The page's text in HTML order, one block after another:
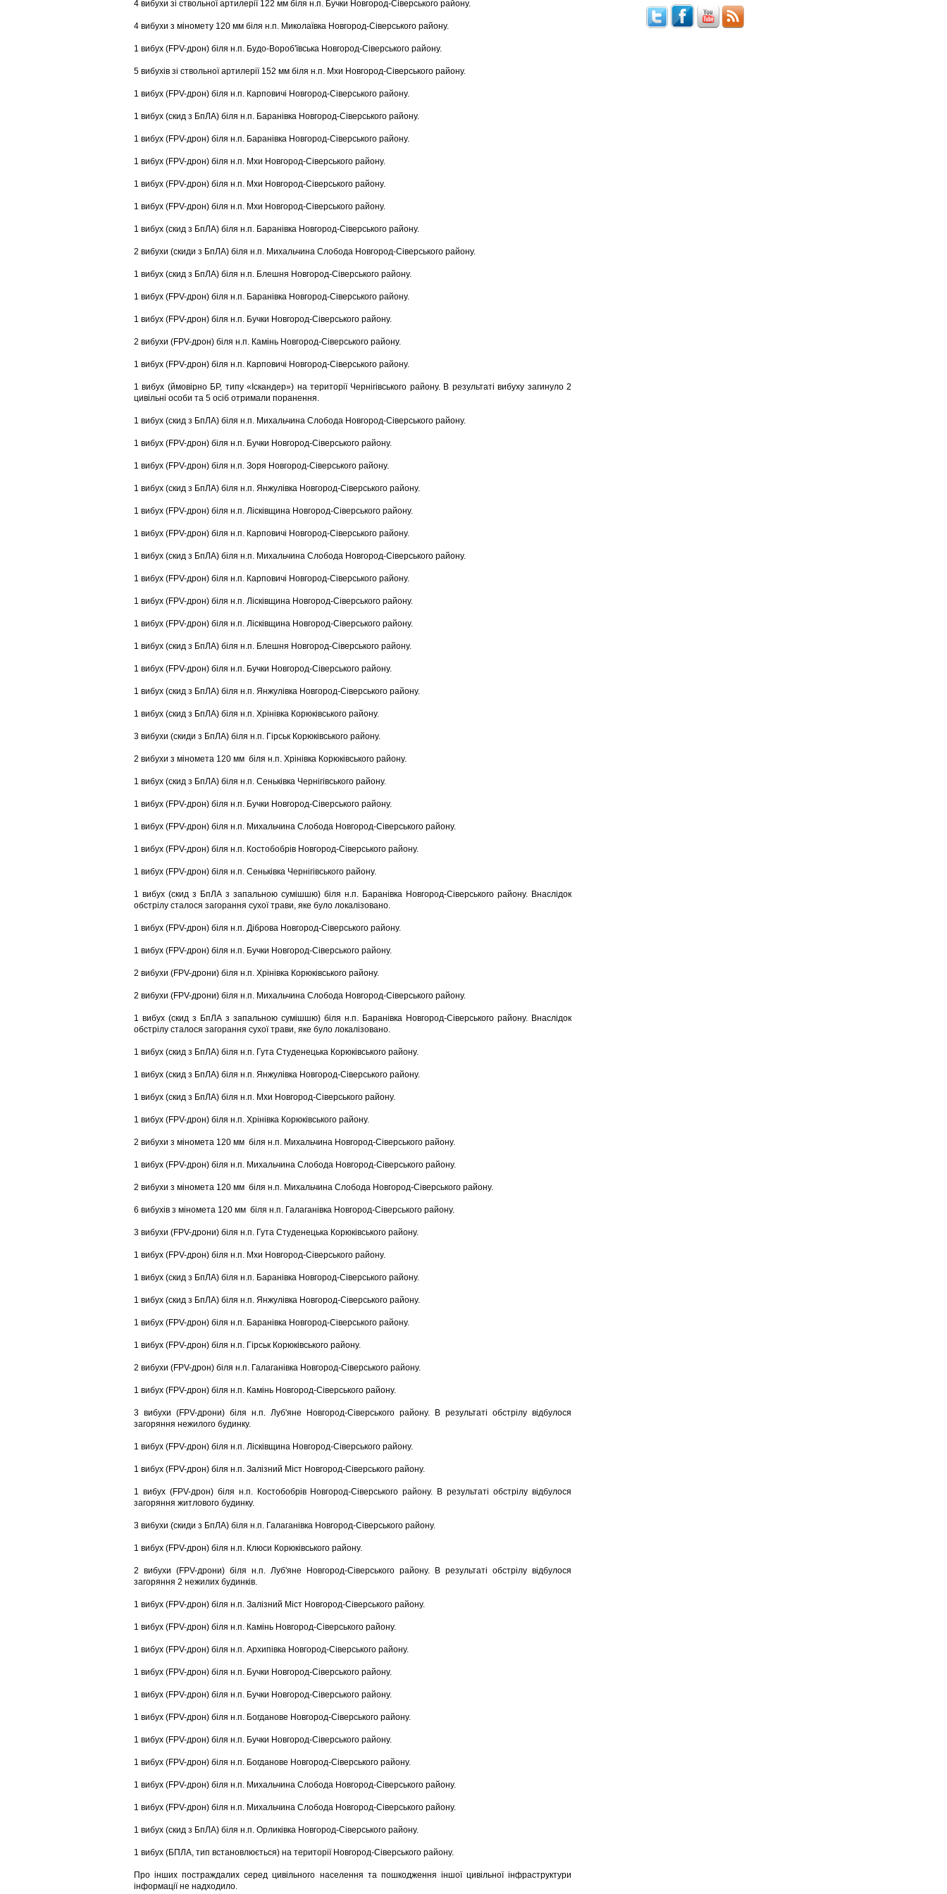
4 вибухи зі ствольної артилерії 122 мм біля н.п. Бучки Новгород-Сіверського району.
4 вибухи з міномету 120 мм біля н.п. Миколаївка Новгород-Сіверського району.
1 вибух (FPV-дрон) біля н.п. Будо-Вороб'ївська Новгород-Сіверського району.
5 вибухів зі ствольної артилерії 152 мм біля н.п. Мхи Новгород-Сіверського району.
1 вибух (FPV-дрон) біля н.п. Карповичі Новгород-Сіверського району.
1 вибух (скид з БпЛА) біля н.п. Баранівка Новгород-Сіверського району.
1 вибух (FPV-дрон) біля н.п. Баранівка Новгород-Сіверського району.
1 вибух (FPV-дрон) біля н.п. Мхи Новгород-Сіверського району.
1 вибух (FPV-дрон) біля н.п. Мхи Новгород-Сіверського району.
1 вибух (FPV-дрон) біля н.п. Мхи Новгород-Сіверського району.
1 вибух (скид з БпЛА) біля н.п. Баранівка Новгород-Сіверського району.
2 вибухи (скиди з БпЛА) біля н.п. Михальчина Слобода Новгород-Сіверського району.
1 вибух (скид з БпЛА) біля н.п. Блешня Новгород-Сіверського району.
1 вибух (FPV-дрон) біля н.п. Баранівка Новгород-Сіверського району.
1 вибух (FPV-дрон) біля н.п. Бучки Новгород-Сіверського району.
2 вибухи (FPV-дрон) біля н.п. Камінь Новгород-Сіверського району.
1 вибух (FPV-дрон) біля н.п. Карповичі Новгород-Сіверського району.
1 вибух (ймовірно БР, типу «Іскандер») на території Чернігівського району. В результаті вибуху загинуло 2
цивільні особи та 5 осіб отримали поранення.
1 вибух (скид з БпЛА) біля н.п. Михальчина Слобода Новгород-Сіверського району.
1 вибух (FPV-дрон) біля н.п. Бучки Новгород-Сіверського району.
1 вибух (FPV-дрон) біля н.п. Зоря Новгород-Сіверського району.
1 вибух (скид з БпЛА) біля н.п. Янжулівка Новгород-Сіверського району.
1 вибух (FPV-дрон) біля н.п. Лісківщина Новгород-Сіверського району.
1 вибух (FPV-дрон) біля н.п. Карповичі Новгород-Сіверського району.
1 вибух (скид з БпЛА) біля н.п. Михальчина Слобода Новгород-Сіверського району.
1 вибух (FPV-дрон) біля н.п. Карповичі Новгород-Сіверського району.
1 вибух (FPV-дрон) біля н.п. Лісківщина Новгород-Сіверського району.
1 вибух (FPV-дрон) біля н.п. Лісківщина Новгород-Сіверського району.
1 вибух (скид з БпЛА) біля н.п. Блешня Новгород-Сіверського району.
1 вибух (FPV-дрон) біля н.п. Бучки Новгород-Сіверського району.
1 вибух (скид з БпЛА) біля н.п. Янжулівка Новгород-Сіверського району.
1 вибух (скид з БпЛА) біля н.п. Хрінівка Корюківського району.
3 вибухи (скиди з БпЛА) біля н.п. Гірськ Корюківського району.
2 вибухи з міномета 120 мм біля н.п. Хрінівка Корюківського району.
1 вибух (скид з БпЛА) біля н.п. Сеньківка Чернігівського району.
1 вибух (FPV-дрон) біля н.п. Бучки Новгород-Сіверського району.
1 вибух (FPV-дрон) біля н.п. Михальчина Слобода Новгород-Сіверського району.
1 вибух (FPV-дрон) біля н.п. Костобобрів Новгород-Сіверського району.
1 вибух (FPV-дрон) біля н.п. Сеньківка Чернігівського району.
1 вибух (скид з БпЛА з запальною сумішшю) біля н.п. Баранівка Новгород-Сіверського району. Внаслідок
обстрілу сталося загорання сухої трави, яке було локалізовано.
1 вибух (FPV-дрон) біля н.п. Діброва Новгород-Сіверського району.
1 вибух (FPV-дрон) біля н.п. Бучки Новгород-Сіверського району.
2 вибухи (FPV-дрони) біля н.п. Хрінівка Корюківського району.
2 вибухи (FPV-дрони) біля н.п. Михальчина Слобода Новгород-Сіверського району.
1 вибух (скид з БпЛА з запальною сумішшю) біля н.п. Баранівка Новгород-Сіверського району. Внаслідок
обстрілу сталося загорання сухої трави, яке було локалізовано.
1 вибух (скид з БпЛА) біля н.п. Гута Студенецька Корюківського району.
1 вибух (скид з БпЛА) біля н.п. Янжулівка Новгород-Сіверського району.
1 вибух (скид з БпЛА) біля н.п. Мхи Новгород-Сіверського району.
1 вибух (FPV-дрон) біля н.п. Хрінівка Корюківського району.
2 вибухи з міномета 120 мм біля н.п. Михальчина Новгород-Сіверського району.
1 вибух (FPV-дрон) біля н.п. Михальчина Слобода Новгород-Сіверського району.
2 вибухи з міномета 120 мм біля н.п. Михальчина Слобода Новгород-Сіверського району.
6 вибухів з міномета 120 мм біля н.п. Галаганівка Новгород-Сіверського району.
3 вибухи (FPV-дрони) біля н.п. Гута Студенецька Корюківського району.
1 вибух (FPV-дрон) біля н.п. Мхи Новгород-Сіверського району.
1 вибух (скид з БпЛА) біля н.п. Баранівка Новгород-Сіверського району.
1 вибух (скид з БпЛА) біля н.п. Янжулівка Новгород-Сіверського району.
1 вибух (FPV-дрон) біля н.п. Баранівка Новгород-Сіверського району.
1 вибух (FPV-дрон) біля н.п. Гірськ Корюківського району.
2 вибухи (FPV-дрон) біля н.п. Галаганівка Новгород-Сіверського району.
1 вибух (FPV-дрон) біля н.п. Камінь Новгород-Сіверського району.
3 вибухи (FPV-дрони) біля н.п. Луб'яне Новгород-Сіверського району. В результаті обстрілу відбулося
загоряння нежилого будинку.
1 вибух (FPV-дрон) біля н.п. Лісківщина Новгород-Сіверського району.
1 вибух (FPV-дрон) біля н.п. Залізний Міст Новгород-Сіверського району.
1 вибух (FPV-дрон) біля н.п. Костобобрів Новгород-Сіверського району. В результаті обстрілу відбулося
загоряння житлового будинку.
3 вибухи (скиди з БпЛА) біля н.п. Галаганівка Новгород-Сіверського району.
1 вибух (FPV-дрон) біля н.п. Клюси Корюківського району.
2 вибухи (FPV-дрони) біля н.п. Луб'яне Новгород-Сіверського району. В результаті обстрілу відбулося
загоряння 2 нежилих будинків.
1 вибух (FPV-дрон) біля н.п. Залізний Міст Новгород-Сіверського району.
1 вибух (FPV-дрон) біля н.п. Камінь Новгород-Сіверського району.
1 вибух (FPV-дрон) біля н.п. Архипівка Новгород-Сіверського району.
1 вибух (FPV-дрон) біля н.п. Бучки Новгород-Сіверського району.
1 вибух (FPV-дрон) біля н.п. Бучки Новгород-Сіверського району.
1 вибух (FPV-дрон) біля н.п. Богданове Новгород-Сіверського району.
1 вибух (FPV-дрон) біля н.п. Бучки Новгород-Сіверського району.
1 вибух (FPV-дрон) біля н.п. Богданове Новгород-Сіверського району.
1 вибух (FPV-дрон) біля н.п. Михальчина Слобода Новгород-Сіверського району.
1 вибух (FPV-дрон) біля н.п. Михальчина Слобода Новгород-Сіверського району.
1 вибух (скид з БпЛА) біля н.п. Орликівка Новгород-Сіверського району.
1 вибух (БПЛА, тип встановлюється) на території Новгород-Сіверського району.
Про інших постраждалих серед цивільного населення та пошкодження іншої цивільної інфраструктури
інформації не надходило.